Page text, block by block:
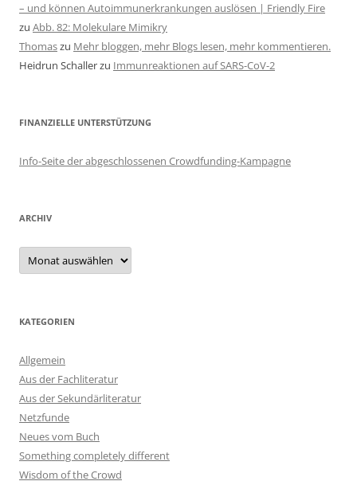
– und können Autoimmunerkrankungen auslösen | Friendly Fire
zu Abb. 82: Molekulare Mimikry
Thomaszu Mehr bloggen, mehr Blogs lesen, mehr kommentieren.
Heidrun Schallerzu Immunreaktionen auf SARS-CoV-2
FINANZIELLE UNTERSTÜTZUNG
Info-Seite der abgeschlossenen Crowdfunding-Kampagne
ARCHIV
Archiv
KATEGORIEN
Allgemein
Aus der Fachliteratur
Aus der Sekundärliteratur
Netzfunde
Neues vom Buch
Something completely different
Wisdom of the Crowd